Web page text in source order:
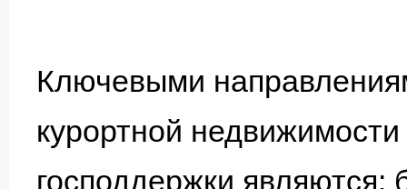
Ключевыми
курортной
господдержки являются: